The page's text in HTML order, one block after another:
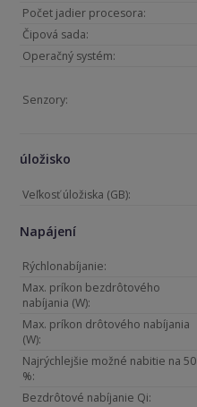
Počet jadier procesora:
Čipová sada:
Operačný systém:
Senzory:
úložisko
Veľkosť úložiska (GB):
Napájení
Rýchlonabíjanie:
Max. príkon bezdrôtového
nabíjania (W):
Max. príkon drôtového nabíjania
(W):
Najrýchlejšie možné nabitie na 50
%:
Bezdrôtové nabíjanie Qi: